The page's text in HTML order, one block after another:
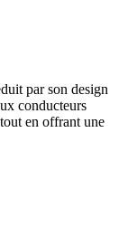
par son design
conducteurs
en offrant une